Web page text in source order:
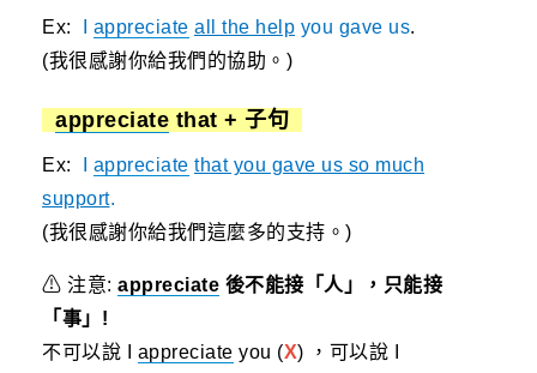
Ex: appreciate all the help you gave us.
(我很感謝你給我們的協助。)
appreciate that + 子句
Ex: appreciate that you gave us so much
support.
(我很感謝你給我們這麼多的支持。)
⚠ 注意: appreciate 後不能接「人」，只能接
「事」!
不可以說 I appreciate you (X) ，可以說 I